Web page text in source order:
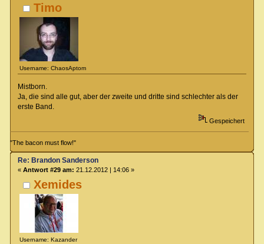
Timo
Username: ChaosAptom
Mistborn.
Ja, die sind alle gut, aber der zweite und dritte sind schlechter als der
erste Band.
Gespeichert
"The bacon must flow!"
Xemides
Username: Kazander
Re: Brandon Sanderson
« Antwort #29 am: 21.12.2012 | 14:06 »